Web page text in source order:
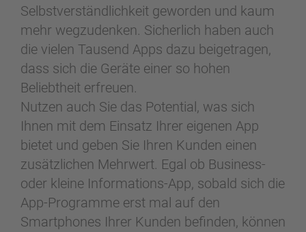
Selbstverständlichkeit geworden und kaum
mehr wegzudenken. Sicherlich haben auch
die vielen Tausend Apps dazu beigetragen,
dass sich die Geräte einer so hohen
Beliebtheit erfreuen.
Nutzen auch Sie das Potential, was sich
Ihnen mit dem Einsatz Ihrer eigenen App
bietet und geben Sie Ihren Kunden einen
zusätzlichen Mehrwert. Egal ob Business-
oder kleine Informations-App, sobald sich die
App-Programme erst mal auf den
Smartphones Ihrer Kunden befinden, können